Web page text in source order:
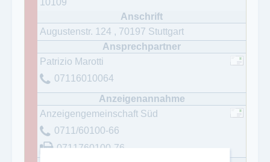
Augustenstr. 124 , 70197 Stuttgart
Patrizio Marotti
07116010064
Anzeigengemeinschaft Süd
0711/60100-66
0711760100-76